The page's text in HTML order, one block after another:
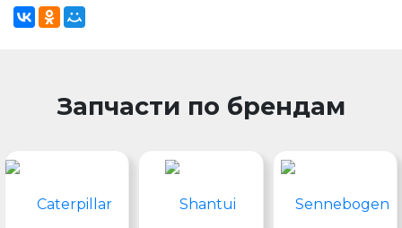
Запчасти по брендам